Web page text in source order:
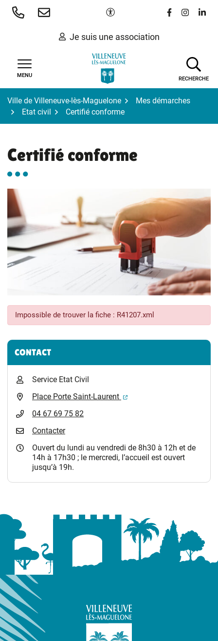
Aller
Paramètres d'accessibilité
Lien vers le
Lien vers
Lien
Je suis une association
MENU
RECHERCHE
Ville de Villeneuve-lès-Maguelone
Mes démarches
Etat civil
Certifié conforme
Certifié conforme
Impossible de trouver la fiche : R41207.xml
Informations complémentaires
CONTACT
Service Etat Civil
Place Porte Saint-Laurent
(ouverture dans un
04 67 69 75 82
Contacter
Ouvert du lundi au vendredi de 8h30 à 12h et de
14h à 17h30 ; le mercredi, l’accueil est ouvert
jusqu’à 19h.